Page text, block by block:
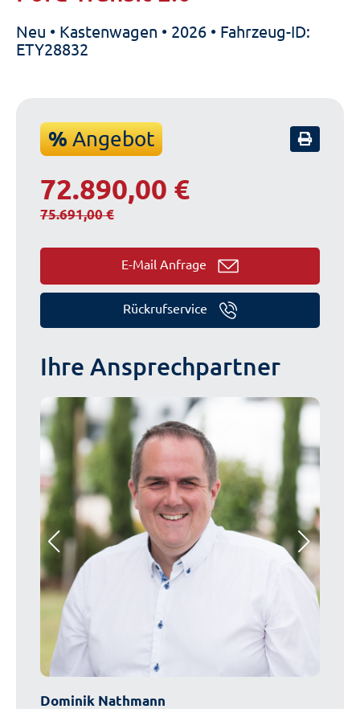
Neu • Kastenwagen • 2026 • Fahrzeug-ID:
ETY28832
%Angebot
72.890,00 €
75.691,00 €
E-Mail Anfrage
Rückrufservice
Ihre Ansprechpartner
Dominik Nathmann